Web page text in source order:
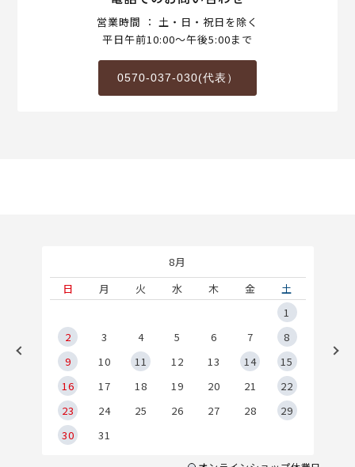
営業時間 ： 土・日・祝日を除く
平日午前10:00～午後5:00まで
0570-037-030(代表）
8月
日
月 火 水 木 金
土
1
2
3 4 5 6 7
8
9
10 11 12 13 14
15
16
17 18 19 20 21
22
23
24 25 26 27 28
29
30
31